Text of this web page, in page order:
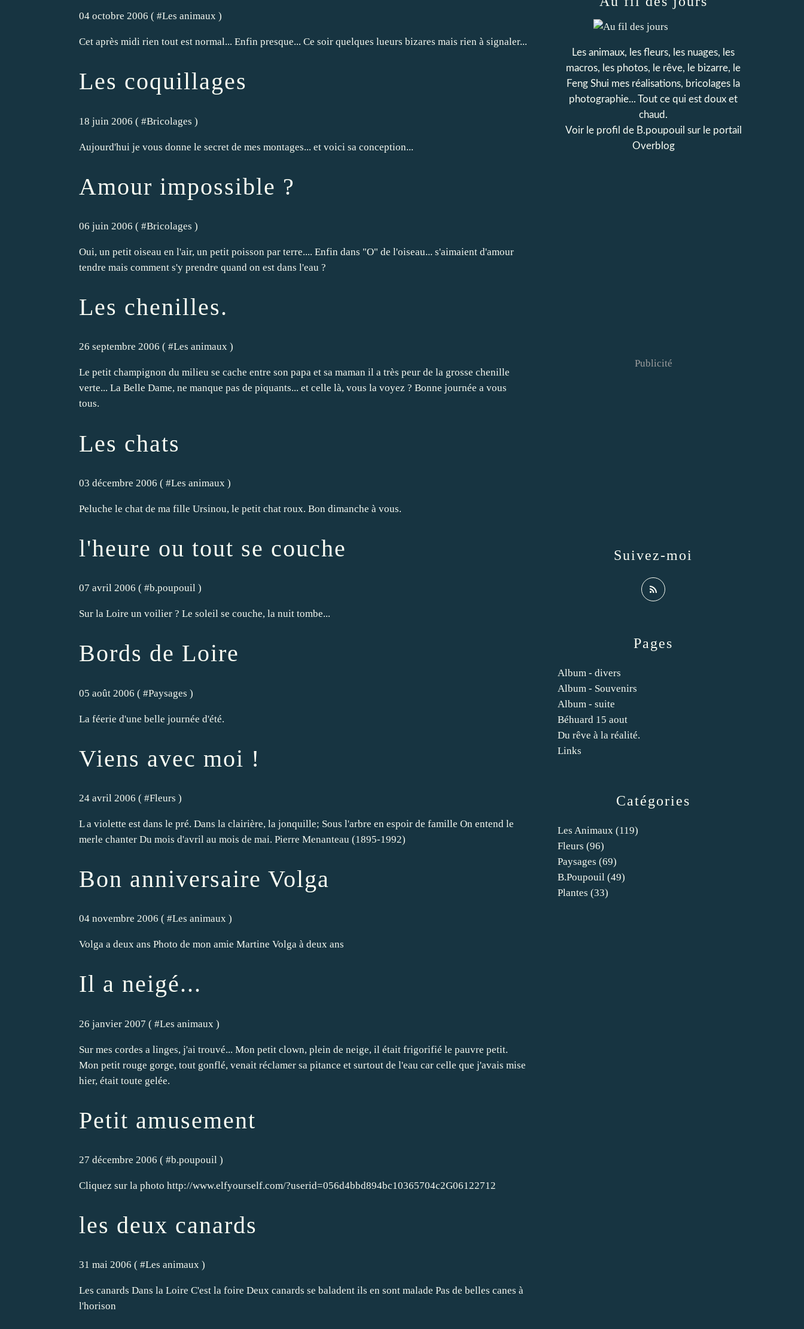
04 octobre 2006 ( #Les animaux )
Cet après midi rien tout est normal... Enfin presque... Ce soir quelques lueurs bizares mais rien à signaler...
Les coquillages
18 juin 2006 ( #Bricolages )
Aujourd'hui je vous donne le secret de mes montages... et voici sa conception...
Amour impossible ?
06 juin 2006 ( #Bricolages )
Oui, un petit oiseau en l'air, un petit poisson par terre.... Enfin dans "O" de l'oiseau... s'aimaient d'amour
tendre mais comment s'y prendre quand on est dans l'eau ?
Les chenilles.
26 septembre 2006 ( #Les animaux )
Le petit champignon du milieu se cache entre son papa et sa maman il a très peur de la grosse chenille
verte... La Belle Dame, ne manque pas de piquants... et celle là, vous la voyez ? Bonne journée a vous
tous.
Les chats
03 décembre 2006 ( #Les animaux )
Peluche le chat de ma fille Ursinou, le petit chat roux. Bon dimanche à vous.
l'heure ou tout se couche
07 avril 2006 ( #b.poupouil )
Sur la Loire un voilier ? Le soleil se couche, la nuit tombe...
Bords de Loire
05 août 2006 ( #Paysages )
La féerie d'une belle journée d'été.
Viens avec moi !
24 avril 2006 ( #Fleurs )
L a violette est dans le pré. Dans la clairière, la jonquille; Sous l'arbre en espoir de famille On entend le
merle chanter Du mois d'avril au mois de mai. Pierre Menanteau (1895-1992)
Bon anniversaire Volga
04 novembre 2006 ( #Les animaux )
Volga a deux ans Photo de mon amie Martine Volga à deux ans
Il a neigé...
26 janvier 2007 ( #Les animaux )
Sur mes cordes a linges, j'ai trouvé... Mon petit clown, plein de neige, il était frigorifié le pauvre petit.
Mon petit rouge gorge, tout gonflé, venait réclamer sa pitance et surtout de l'eau car celle que j'avais mise
hier, était toute gelée.
Petit amusement
27 décembre 2006 ( #b.poupouil )
Cliquez sur la photo http://www.elfyourself.com/?userid=056d4bbd894bc10365704c2G06122712
les deux canards
31 mai 2006 ( #Les animaux )
Les canards Dans la Loire C'est la foire Deux canards se baladent ils en sont malade Pas de belles canes à
l'horison
Catégories
Les Animaux (119)
Fleurs (96)
Paysages (69)
B.poupouil (49)
Plantes (33)
Pages
Album - divers
Album - Souvenirs
Album - suite
Béhuard 15 aout
Du rêve à la réalité.
Links
Les animaux, les fleurs, les nuages, les
macros, les photos, le rêve, le bizarre, le
Feng Shui mes réalisations, bricolages la
photographie... Tout ce qui est doux et
chaud.
Voir le profil de B.poupouil sur le portail
Overblog
Suivez-moi
Publicité